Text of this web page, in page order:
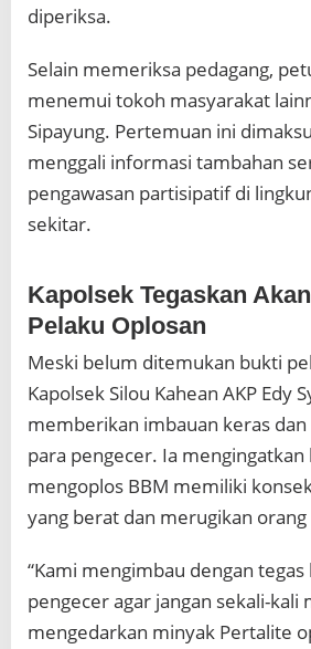
diperiksa.
Selain memeriksa pedagang,
menemui tokoh masyarakat
Sipayung. Pertemuan ini
menggali informasi tambahan
pengawasan partisipatif di
sekitar.
Kapolsek Tegaskan
Pelaku Oplosan
Meski belum ditemukan bukti
Kapolsek Silou Kahean AKP Edy
memberikan imbauan keras
para pengecer. Ia mengingatkan
mengoplos BBM memiliki
yang berat dan merugikan orang
“Kami mengimbau dengan tegas
pengecer agar jangan sekali-kali
mengedarkan minyak Pertalite